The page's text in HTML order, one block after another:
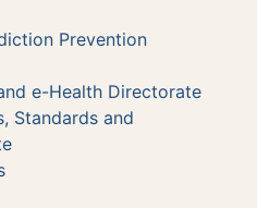
Prevention
e-Health Directorate
Standards and